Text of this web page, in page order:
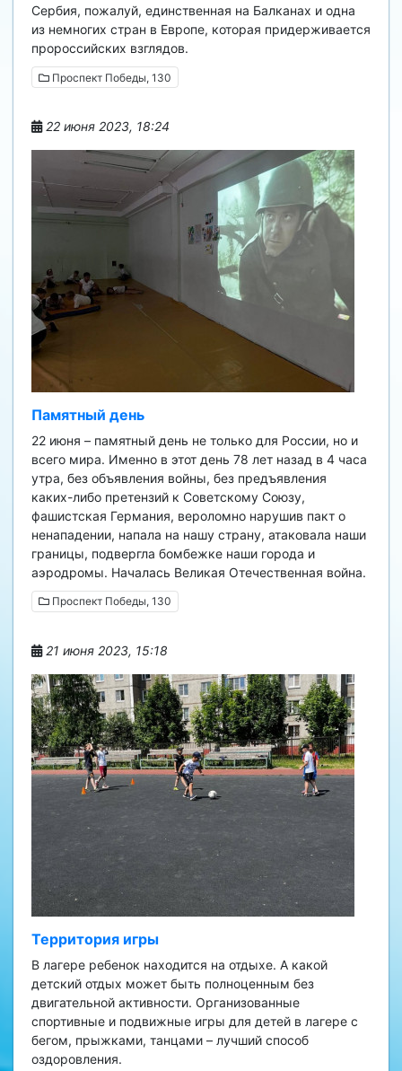
Сербия, пожалуй, единственная на Балканах и одна
из немногих стран в Европе, которая придерживается
пророссийских взглядов.
Проспект Победы, 130
22 июня 2023, 18:24
Памятный день
22 июня – памятный день не только для России, но и
всего мира. Именно в этот день 78 лет назад в 4 часа
утра, без объявления войны, без предъявления
каких-либо претензий к Советскому Союзу,
фашистская Германия, вероломно нарушив пакт о
ненападении, напала на нашу страну, атаковала наши
границы, подвергла бомбежке наши города и
аэродромы. Началась Великая Отечественная война.
Проспект Победы, 130
21 июня 2023, 15:18
Территория игры
В лагере ребенок находится на отдыхе. А какой
детский отдых может быть полноценным без
двигательной активности. Организованные
спортивные и подвижные игры для детей в лагере с
бегом, прыжками, танцами – лучший способ
оздоровления.